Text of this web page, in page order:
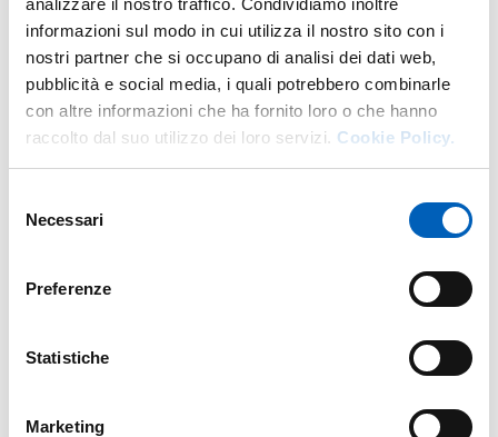
informazioni sul modo in cui utilizza il nostro sito con i
nostri partner che si occupano di analisi dei dati web,
pubblicità e social media, i quali potrebbero combinarle
con altre informazioni che ha fornito loro o che hanno
raccolto dal suo utilizzo dei loro servizi. Cookie Policy.
delNecessari
Preferenze
Statistiche
Marketing
Altro personale della struttura a questo
indirizzo
Personale tecnico amministrativo